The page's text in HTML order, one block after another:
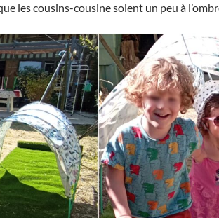
les cousins-cousine soient un peu à